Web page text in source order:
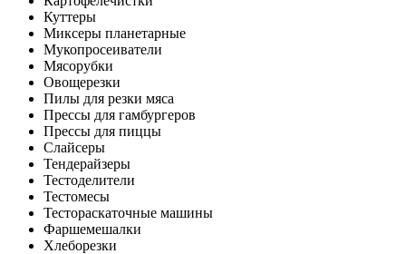
Куттеры
Миксеры планетарные
Мукопросеиватели
Мясорубки
Овощерезки
Пилы для резки мяса
Прессы для гамбургеров
Прессы для пиццы
Слайсеры
Тендерайзеры
Тестоделители
Тестомесы
Тестораскаточные машины
Фаршемешалки
Хлеборезки